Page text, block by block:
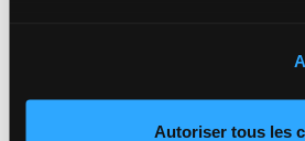
Autoriser tous les